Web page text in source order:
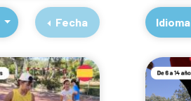
Fecha Idioma